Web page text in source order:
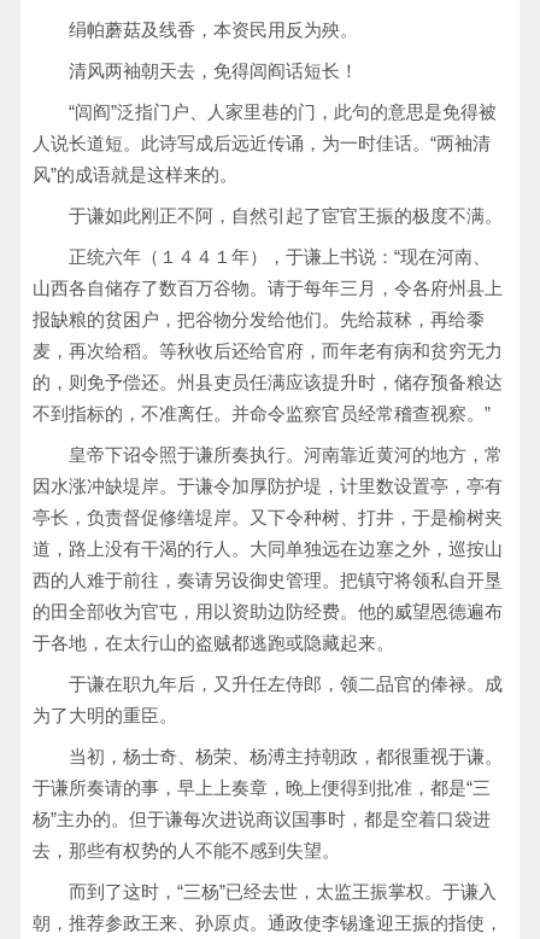
绢帕蘑菇及线香，本资民用反为殃。
清风两袖朝天去，免得闾阎话短长！
“闾阎”泛指门户、人家里巷的门，此句的意思是免得被
人说长道短。此诗写成后远近传诵，为一时佳话。“两袖清
风”的成语就是这样来的。
于谦如此刚正不阿，自然引起了宦官王振的极度不满。
正统六年（１４４１年），于谦上书说：“现在河南、
山西各自储存了数百万谷物。请于每年三月，令各府州县上
报缺粮的贫困户，把谷物分发给他们。先给菽秫，再给黍
麦，再次给稻。等秋收后还给官府，而年老有病和贫穷无力
的，则免予偿还。州县吏员任满应该提升时，储存预备粮达
不到指标的，不准离任。并命令监察官员经常稽查视察。”
皇帝下诏令照于谦所奏执行。河南靠近黄河的地方，常
因水涨冲缺堤岸。于谦令加厚防护堤，计里数设置亭，亭有
亭长，负责督促修缮堤岸。又下令种树、打井，于是榆树夹
道，路上没有干渴的行人。大同单独远在边塞之外，巡按山
西的人难于前往，奏请另设御史管理。把镇守将领私自开垦
的田全部收为官屯，用以资助边防经费。他的威望恩德遍布
于各地，在太行山的盗贼都逃跑或隐藏起来。
于谦在职九年后，又升任左侍郎，领二品官的俸禄。成
为了大明的重臣。
当初，杨士奇、杨荣、杨溥主持朝政，都很重视于谦。
于谦所奏请的事，早上上奏章，晚上便得到批准，都是“三
杨”主办的。但于谦每次进说商议国事时，都是空着口袋进
去，那些有权势的人不能不感到失望。
而到了这时，“三杨”已经去世，太监王振掌权。于谦入
朝，推荐参政王来、孙原贞。通政使李锡逢迎王振的指使，